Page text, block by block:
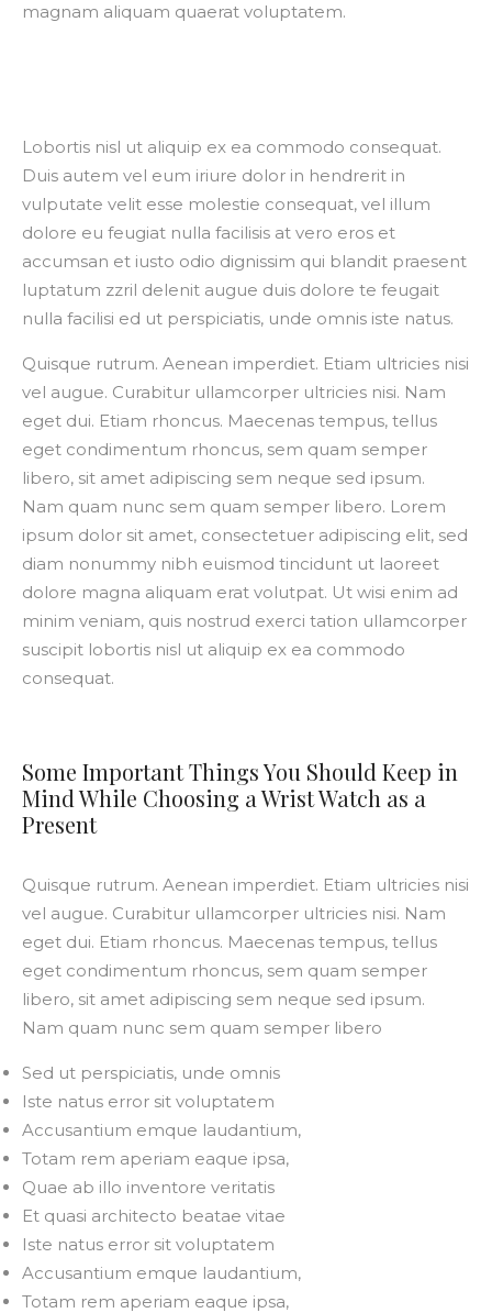
magnam aliquam quaerat voluptatem.
Lobortis nisl ut aliquip ex ea commodo consequat.
Duis autem vel eum iriure dolor in hendrerit in
vulputate velit esse molestie consequat, vel illum
dolore eu feugiat nulla facilisis at vero eros et
accumsan et iusto odio dignissim qui blandit praesent
luptatum zzril delenit augue duis dolore te feugait
nulla facilisi ed ut perspiciatis, unde omnis iste natus.
Quisque rutrum. Aenean imperdiet. Etiam ultricies nisi
vel augue. Curabitur ullamcorper ultricies nisi. Nam
eget dui. Etiam rhoncus. Maecenas tempus, tellus
eget condimentum rhoncus, sem quam semper
libero, sit amet adipiscing sem neque sed ipsum.
Nam quam nunc sem quam semper libero. Lorem
ipsum dolor sit amet, consectetuer adipiscing elit, sed
diam nonummy nibh euismod tincidunt ut laoreet
dolore magna aliquam erat volutpat. Ut wisi enim ad
minim veniam, quis nostrud exerci tation ullamcorper
suscipit lobortis nisl ut aliquip ex ea commodo
consequat.
Some Important Things You Should Keep in
Mind While Choosing a Wrist Watch as a
Present
Quisque rutrum. Aenean imperdiet. Etiam ultricies nisi
vel augue. Curabitur ullamcorper ultricies nisi. Nam
eget dui. Etiam rhoncus. Maecenas tempus, tellus
eget condimentum rhoncus, sem quam semper
libero, sit amet adipiscing sem neque sed ipsum.
Nam quam nunc sem quam semper libero
Sed ut perspiciatis, unde omnis
Iste natus error sit voluptatem
Accusantium emque laudantium,
Totam rem aperiam eaque ipsa,
Quae ab illo inventore veritatis
Et quasi architecto beatae vitae
Iste natus error sit voluptatem
Accusantium emque laudantium,
Totam rem aperiam eaque ipsa,